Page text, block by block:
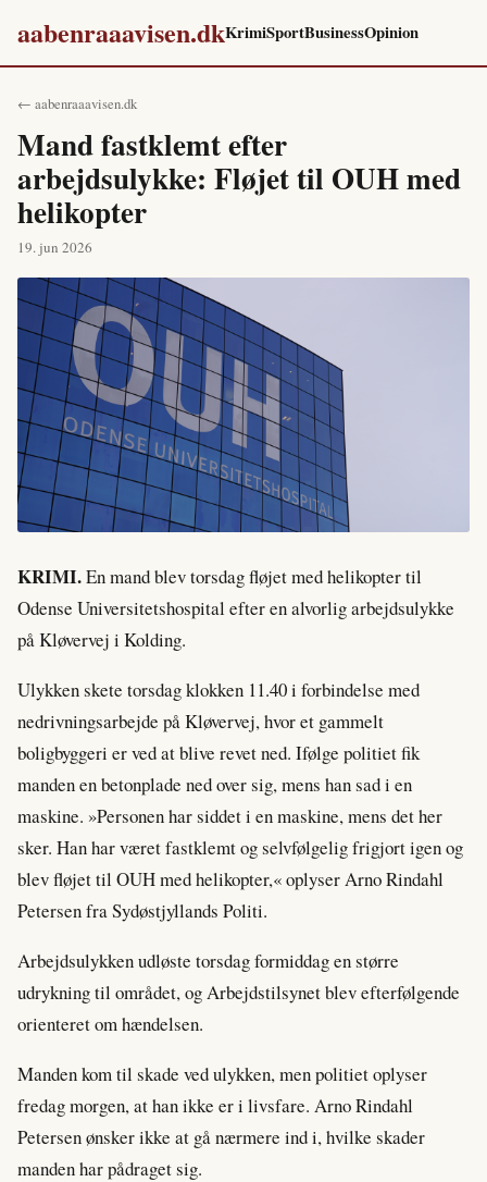
aabenraaavisen.dkKrimiSportBusinessOpinion
← aabenraaavisen.dk
Mand fastklemt efter
arbejdsulykke: Fløjet til OUH med
helikopter
19. jun 2026
KRIMI.En mand blev torsdag fløjet med helikopter til
Odense Universitetshospital efter en alvorlig arbejdsulykke
på Kløvervej i Kolding.
Ulykken skete torsdag klokken 11.40 i forbindelse med
nedrivningsarbejde på Kløvervej, hvor et gammelt
boligbyggeri er ved at blive revet ned. Ifølge politiet fik
manden en betonplade ned over sig, mens han sad i en
maskine. »Personen har siddet i en maskine, mens det her
sker. Han har været fastklemt og selvfølgelig frigjort igen og
blev fløjet til OUH med helikopter,« oplyser Arno Rindahl
Petersen fra Sydøstjyllands Politi.
Arbejdsulykken udløste torsdag formiddag en større
udrykning til området, og Arbejdstilsynet blev efterfølgende
orienteret om hændelsen.
Manden kom til skade ved ulykken, men politiet oplyser
fredag morgen, at han ikke er i livsfare. Arno Rindahl
Petersen ønsker ikke at gå nærmere ind i, hvilke skader
manden har pådraget sig.